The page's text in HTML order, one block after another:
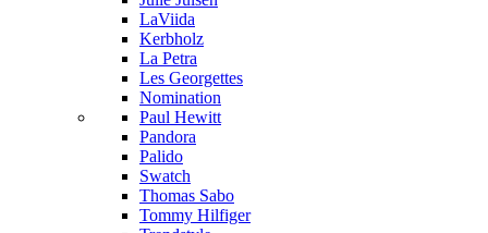
LaViida
Kerbholz
La Petra
Les Georgettes
Nomination
Paul Hewitt
Pandora
Palido
Swatch
Thomas Sabo
Tommy Hilfiger